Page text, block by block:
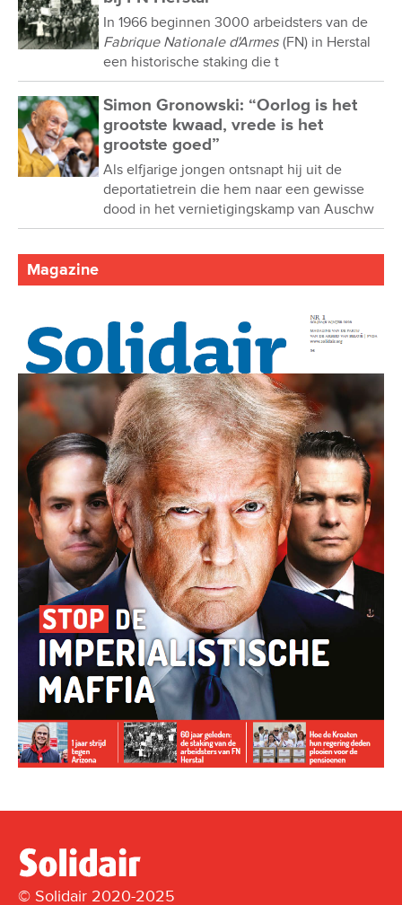
In 1966 beginnen 3000 arbeidsters van de
Fabrique Nationale d'Armes (FN) in Herstal
een historische staking die t
Simon Gronowski: “Oorlog is het
grootste kwaad, vrede is het
grootste goed”
Als elfjarige jongen ontsnapt hij uit de
deportatietrein die hem naar een gewisse
dood in het vernietigingskamp van Auschw
Magazine
© Solidair 2020-2025